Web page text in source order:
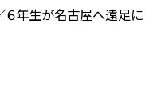
／６年生が名古屋へ遠足に